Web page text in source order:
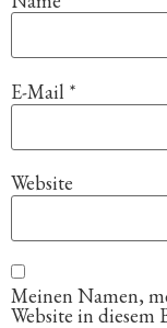
E-Mail *
Website
Meinen Namen,
Website in diesem